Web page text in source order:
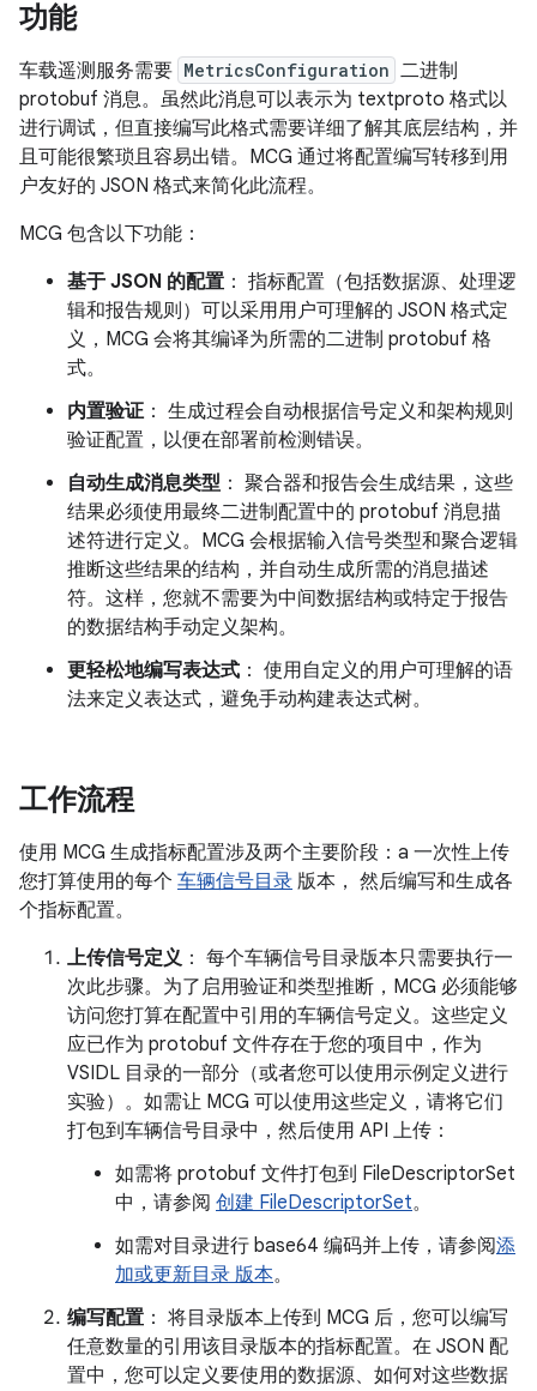
功能
车载遥测服务需要 MetricsConfiguration 二进制
protobuf 消息。虽然此消息可以表示为 textproto 格式以
进行调试，但直接编写此格式需要详细了解其底层结构，并
且可能很繁琐且容易出错。MCG 通过将配置编写转移到用
户友好的 JSON 格式来简化此流程。
MCG 包含以下功能：
基于 JSON 的配置 ： 指标配置（包括数据源、处理逻
辑和报告规则）可以采用用户可理解的 JSON 格式定
义，MCG 会将其编译为所需的二进制 protobuf 格
式。
内置验证： 生成过程会自动根据信号定义和架构规则
验证配置，以便在部署前检测错误。
自动生成消息类型 ： 聚合器和报告会生成结果，这些
结果必须使用最终二进制配置中的 protobuf 消息描
述符进行定义。MCG 会根据输入信号类型和聚合逻辑
推断这些结果的结构，并自动生成所需的消息描述
符。这样，您就不需要为中间数据结构或特定于报告
的数据结构手动定义架构。
更轻松地编写表达式 ： 使用自定义的用户可理解的语
法来定义表达式，避免手动构建表达式树。
工作流程
使用 MCG 生成指标配置涉及两个主要阶段：a 一次性上传
您打算使用的每个 车辆信号目录 版本， 然后编写和生成各
个指标配置。
上传信号定义 ： 每个车辆信号目录版本只需要执行一
次此步骤。为了启用验证和类型推断，MCG 必须能够
访问您打算在配置中引用的车辆信号定义。这些定义
应已作为 protobuf 文件存在于您的项目中，作为
VSIDL 目录的一部分（或者您可以使用示例定义进行
实验）。如需让 MCG 可以使用这些定义，请将它们
打包到车辆信号目录中，然后使用 API 上传：
如需将 protobuf 文件打包到 FileDescriptorSet
中，请参阅 创建 FileDescriptorSet。
如需对目录进行 base64 编码并上传，请参阅添
加或更新目录 版本。
编写配置 ： 将目录版本上传到 MCG 后，您可以编写
任意数量的引用该目录版本的指标配置。在 JSON 配
置中，您可以定义要使用的数据源、如何对这些数据